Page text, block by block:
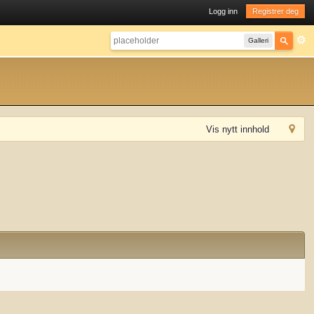
Logg inn Registrer deg
Galleri
Vis nytt innhold